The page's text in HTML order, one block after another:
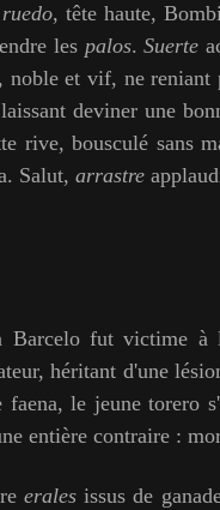
ruedo, tête haute,
les palos.Suerte
, noble et vif, ne reniant
deviner une
rive, bousculé sans
Salut, arrastre
fut victime à
héritant d'une
le jeune torero
entière contraire :
eralesissus de